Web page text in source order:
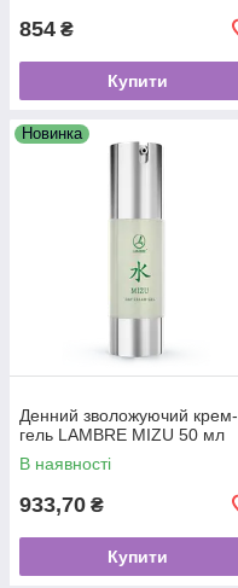
854 ₴
Купити
Новинка
Денний зволожуючий крем-
гель LAMBRE MIZU 50 мл
В наявності
933,70 ₴
Купити